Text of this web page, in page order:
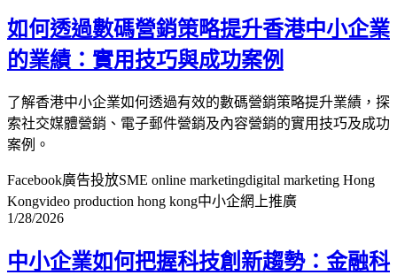
如何透過數碼營銷策略提升香港中小企業
的業績：實用技巧與成功案例
了解香港中小企業如何透過有效的數碼營銷策略提升業績，探
索社交媒體營銷、電子郵件營銷及內容營銷的實用技巧及成功
案例。
Facebook廣告投放SME online marketingdigital marketing Hong
Kongvideo production hong kong中小企網上推廣
1/28/2026
中小企業如何把握科技創新趨勢：金融科